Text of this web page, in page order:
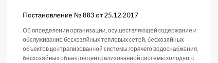
Постановление № 883 от 25.12.2017
Об определении организации, осуществляющей содержание и
обслуживание бесхозяйных тепловых сетей, бесхозяйных
объектов централизованной системы горячего водоснабжения,
бесхозяйных объектов централизованной системы холодного